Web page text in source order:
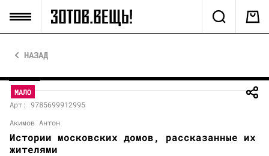
НАЗАД
МАЛО
Арт: 9785699912995
Акимов Антон
Истории московских домов, рассказанные их
жителями